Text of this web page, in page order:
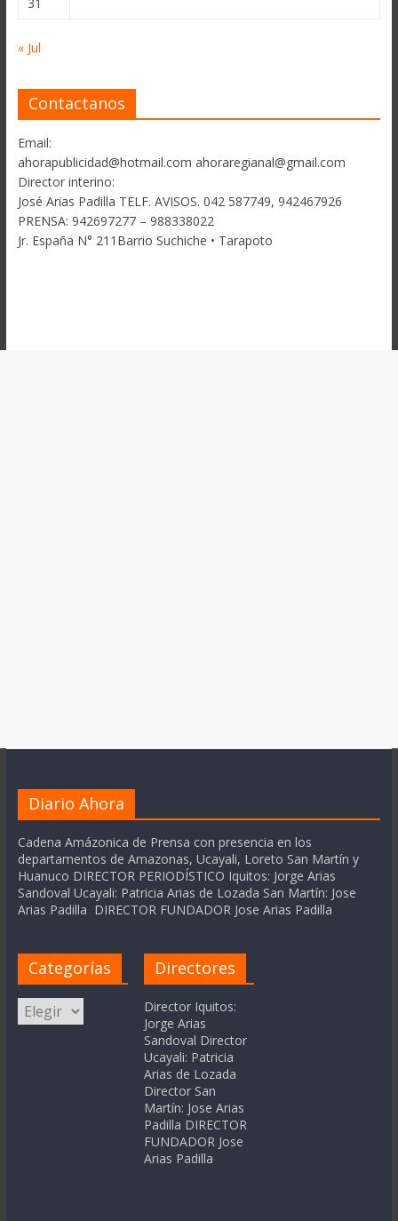
« Jul
Contactanos
Email:
ahorapublicidad@hotmail.com ahoraregianal@gmail.com
Director interino:
José Arias Padilla TELF. AVISOS. 042 587749, 942467926
PRENSA: 942697277 – 988338022
Jr. España N° 211Barrio Suchiche • Tarapoto
Diario Ahora
Cadena Amázonica de Prensa con presencia en los
departamentos de Amazonas, Ucayali, Loreto San Martín y
Huanuco DIRECTOR PERIODÍSTICO Iquitos: Jorge Arias
Sandoval Ucayali: Patricia Arias de Lozada San Martín: Jose
Arias Padilla DIRECTOR FUNDADOR Jose Arias Padilla
Categorías
Categorías
Directores
Director Iquitos:
Jorge Arias
Sandoval Director
Ucayali: Patricia
Arias de Lozada
Director San
Martín: Jose Arias
Padilla DIRECTOR
FUNDADOR Jose
Arias Padilla